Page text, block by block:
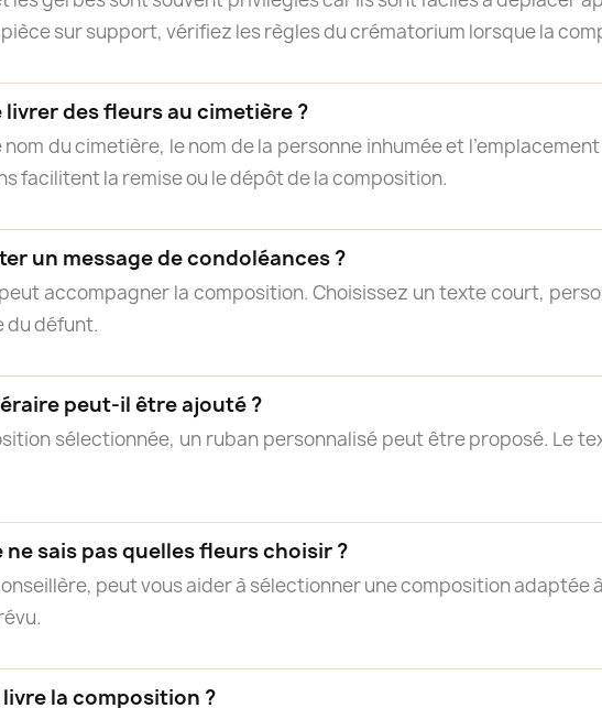
sur support, vérifiez les règles du crématorium lorsque la
des fleurs au cimetière ?
nom du cimetière, le nom de la personne inhumée et
facilitent la remise ou le dépôt de la composition.
un message de condoléances ?
accompagner la composition. Choisissez un texte court,
du défunt.
peut-il être ajouté ?
sélectionnée, un ruban personnalisé peut être proposé. Le
ne sais pas quelles fleurs choisir ?
peut vous aider à sélectionner une composition adaptée
la composition ?